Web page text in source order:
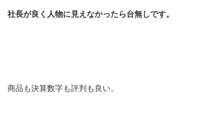
社長が良く人物に見えなかったら台無しです。
商品も決算数字も評判も良い。